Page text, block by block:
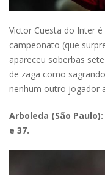
Victor Cuesta do Inter
campeonato (que
apareceu soberbas
de zaga como
nenhum outro jogador
Arboleda (São
e 37.